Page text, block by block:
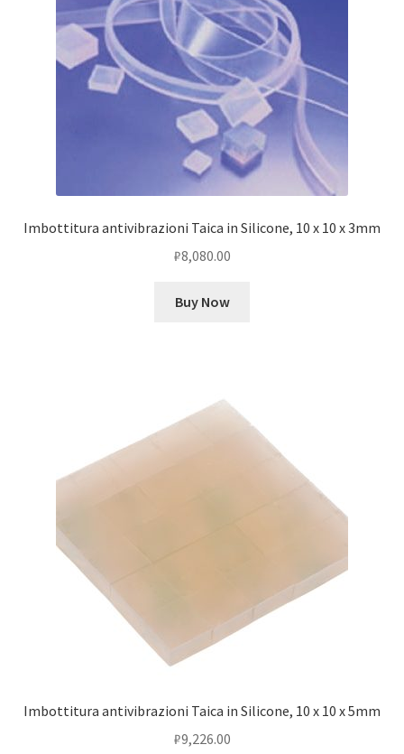
Сотрудничество
Imbottitura antivibrazioni Taica in Silicone, 10 x 10 x 3mm
₽8,080.00
Buy Now
Imbottitura antivibrazioni Taica in Silicone, 10 x 10 x 5mm
₽9,226.00